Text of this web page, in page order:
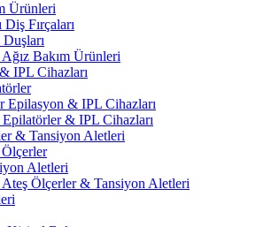
Ürünleri
Diş Fırçaları
Duşları
Bakım Ürünleri
IPL Cihazları
Epilasyon & IPL Cihazları
& IPL Cihazları
& Tansiyon Aletleri
Aletleri
Ölçerler & Tansiyon Aletleri